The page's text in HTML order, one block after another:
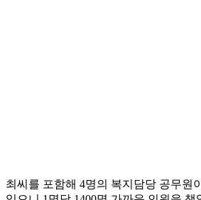
최씨를 포함해 4명의 복지담당 공무원